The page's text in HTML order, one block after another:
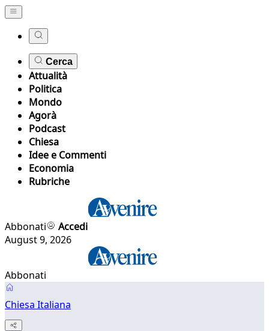
Cerca
Attualità
Politica
Mondo
Agorà
Podcast
Chiesa
Idee e Commenti
Economia
Rubriche
Abbonati
Accedi
August 9, 2026
Abbonati
Chiesa Italiana